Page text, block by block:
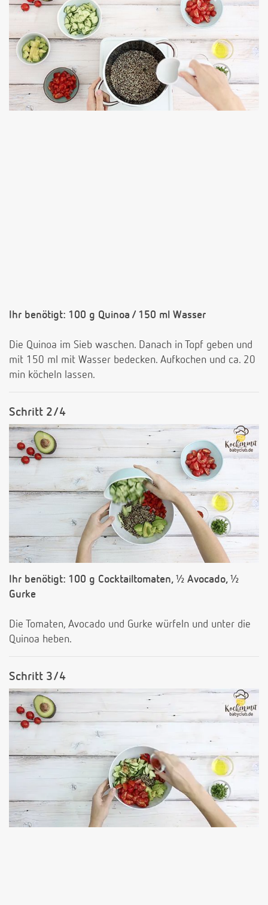
Ihr benötigt: 100 g Quinoa / 150 ml Wasser
Die Quinoa im Sieb waschen. Danach in Topf geben und
mit 150 ml mit Wasser bedecken. Aufkochen und ca. 20
min köcheln lassen.
Schritt 2/4
Ihr benötigt: 100 g Cocktailtomaten, ½ Avocado, ½
Gurke
Die Tomaten, Avocado und Gurke würfeln und unter die
Quinoa heben.
Schritt 3/4